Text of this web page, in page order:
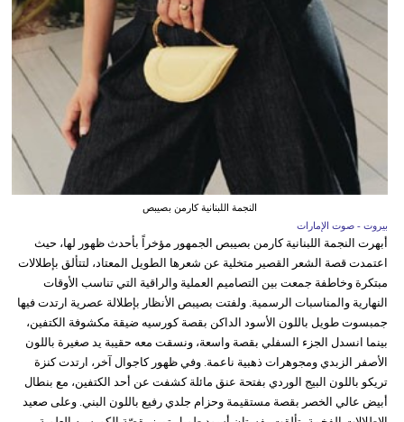
النجمة اللبنانية كارمن بصيبص
بيروت - صوت الإمارات
أبهرت النجمة اللبنانية كارمن بصيبص الجمهور مؤخراً بأحدث ظهور لها، حيث
اعتمدت قصة الشعر القصير متخلية عن شعرها الطويل المعتاد، لتتألق بإطلالات
مبتكرة وخاطفة جمعت بين التصاميم العملية والراقية التي تناسب الأوقات
النهارية والمناسبات الرسمية. ولفتت بصيبص الأنظار بإطلالة عصرية ارتدت فيها
جمبسوت طويل باللون الأسود الداكن بقصة كورسيه ضيقة مكشوفة الكتفين،
بينما انسدل الجزء السفلي بقصة واسعة، ونسقت معه حقيبة يد صغيرة باللون
الأصفر الزبدي ومجوهرات ذهبية ناعمة. وفي ظهور كاجوال آخر، ارتدت كنزة
تريكو باللون البيج الوردي بفتحة عنق مائلة كشفت عن أحد الكتفين، مع بنطال
أبيض عالي الخصر بقصة مستقيمة وحزام جلدي رفيع باللون البني. وعلى صعيد